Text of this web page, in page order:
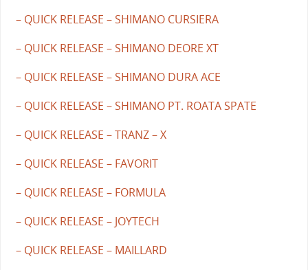
– QUICK RELEASE – SHIMANO CURSIERA
– QUICK RELEASE – SHIMANO DEORE XT
– QUICK RELEASE – SHIMANO DURA ACE
– QUICK RELEASE – SHIMANO PT. ROATA SPATE
– QUICK RELEASE – TRANZ – X
– QUICK RELEASE – FAVORIT
– QUICK RELEASE – FORMULA
– QUICK RELEASE – JOYTECH
– QUICK RELEASE – MAILLARD